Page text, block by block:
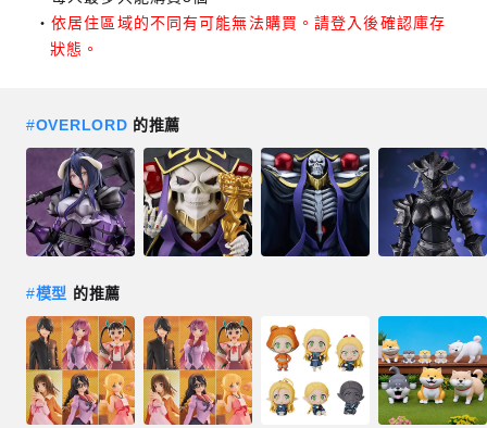
依居住區域的不同有可能無法購買。請登入後確認庫存
狀態。
#OVERLORD 的推薦
#模型 的推薦